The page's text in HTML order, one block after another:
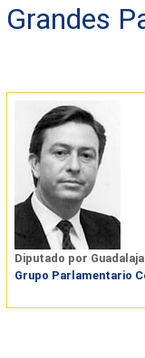
Grandes
Diputado por
Grupo Parlamentario